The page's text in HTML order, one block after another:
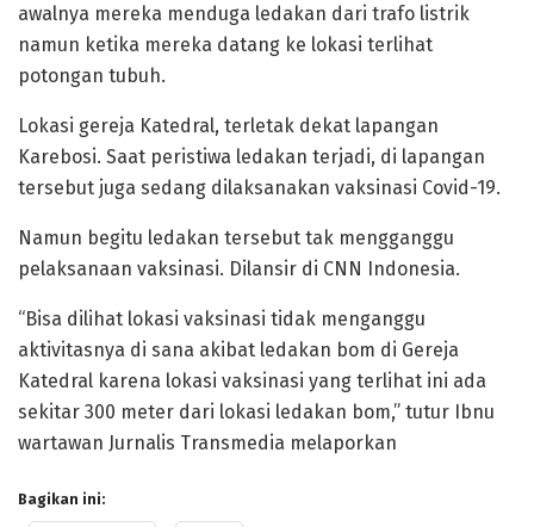
awalnya mereka menduga ledakan dari trafo listrik
namun ketika mereka datang ke lokasi terlihat
potongan tubuh.
Lokasi gereja Katedral, terletak dekat lapangan
Karebosi. Saat peristiwa ledakan terjadi, di lapangan
tersebut juga sedang dilaksanakan vaksinasi Covid-19.
Namun begitu ledakan tersebut tak mengganggu
pelaksanaan vaksinasi. Dilansir di CNN Indonesia.
“Bisa dilihat lokasi vaksinasi tidak menganggu
aktivitasnya di sana akibat ledakan bom di Gereja
Katedral karena lokasi vaksinasi yang terlihat ini ada
sekitar 300 meter dari lokasi ledakan bom,” tutur Ibnu
wartawan Jurnalis Transmedia melaporkan
Bagikan ini: